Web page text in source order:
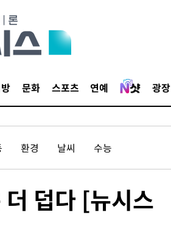
문화 스포츠 연예 광장
환경 날씨 수능
덥다 [뉴시스